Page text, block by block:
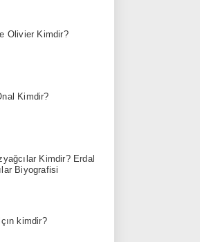
Olivier Kimdir?
Kimdir?
Kimdir? Erdal
Biyografisi
kimdir?